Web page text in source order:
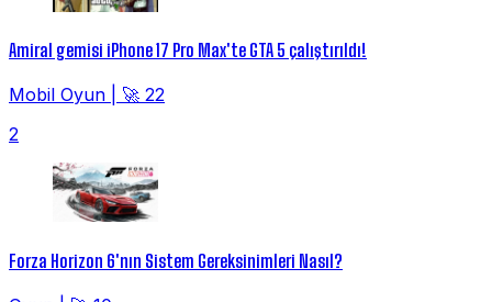
Amiral gemisi iPhone 17 Pro Max'te GTA 5 çalıştırıldı!
Mobil Oyun
🚀 22
2
Forza Horizon 6'nın Sistem Gereksinimleri Nasıl?